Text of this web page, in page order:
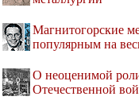
Магнитогорские
популярным на
О неоценимой
Отечественной